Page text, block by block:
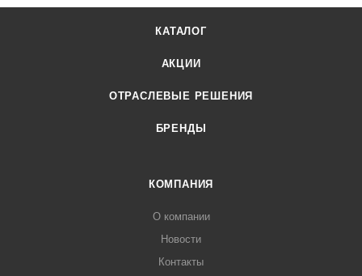
КАТАЛОГ
АКЦИИ
ОТРАСЛЕВЫЕ РЕШЕНИЯ
БРЕНДЫ
КОМПАНИЯ
О компании
Новости
Контакты